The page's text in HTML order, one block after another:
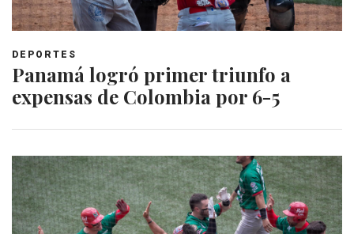
DEPORTES
Panamá logró primer triunfo a
expensas de Colombia por 6-5